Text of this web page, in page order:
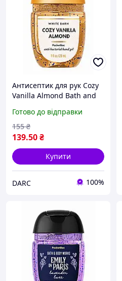
Антисептик для рук Cozy
Vanilla Almond Bath and
Готово до відправки
139.50₴
155 ₴
Купити
DARC 100%